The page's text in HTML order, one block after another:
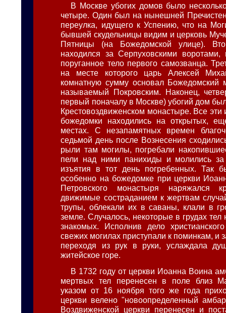
В Москве убогих домов было
четыре. Один был на нынешней
переулка, идущего к Успению, что на
бывшей скудельницы видим и церковь
Пятницы (на Божедомской улице).
находился за Серпуховскими
поруганное тело первого самозванца.
на месте которого царь Алексей
комнатную сумму основал Божедомский
называемый Покровским. Наконец,
первый поначалу в Москве) убогий дом
Крестовоздвиженском монастыре. Все эти
божедомки находились на открытых,
местах. С незапамятных времен
седьмой день после Вознесения
рыли там могилы, погребали
пели над ними панихиды и молились за
изъятия в тот день погребенных. Так
особенно на божедомке при церкви
Петровского монастыря наряжался
движимые состраданием к жертвам
трупы, облекали их в саваны, клали в
земле. Случалось, некоторые в грудах
знакомых. Исполнив дело
свежих могилах приступали к поминкам, и
переходя из рук в руки, услаждала
житейское горе.
В 1732 году от церкви Иоанна Воина
мертвых тел перенесен в поле близ
указом от 16 ноября того же года
церкви велено "новоопределенный
Воздвиженской церкви перенесен и